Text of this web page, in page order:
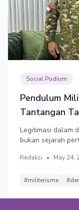
Social Podium
Pendulum
Tantangan
Legitimasi dalam
bukan sejarah
membangun
Redaksi • May 24,
#militerisme